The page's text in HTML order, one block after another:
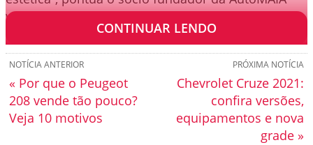
Veículos, Flávio Maia.
CONTINUAR LENDO
PRÓXIMA NOTÍCIA
Chevrolet Cruze 2021:
confira versões,
equipamentos e nova
grade »
NOTÍCIA ANTERIOR
« Por que o Peugeot
208 vende tão pouco?
Veja 10 motivos